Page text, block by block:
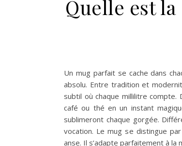
Quelle est
Un mug parfait se cache dans
absolu. Entre tradition et
subtil où chaque millilitre
café ou thé en un instant
sublimeront chaque gorgée.
vocation. Le mug se distingue
anse. Il s’adapte parfaitement à la